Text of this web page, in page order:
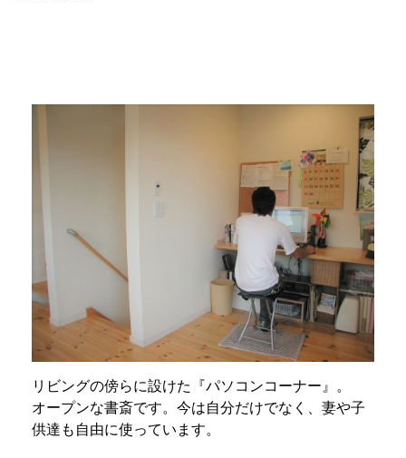
リビングの傍らに設けた『パソコンコーナー』。
オープンな書斎です。今は自分だけでなく、妻や子
供達も自由に使っています。